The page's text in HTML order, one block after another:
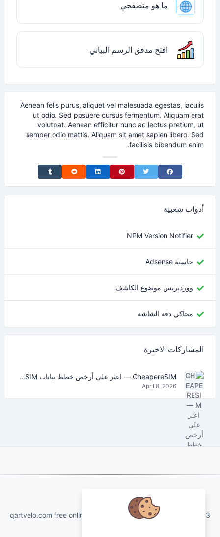
ما هو متصفحي
افتح مدقق الرسم البياني
Aenean felis purus, aliquet vel malesuada egestas, iaculis
ut odio. Sed posuere cursus fermentum. Aliquam erat
volutpat. Aenean efficitur nunc ac lectus pretium, ut
semper odio mattis. Aliquam sit amet sapien libero. Sed
facilisis bibendum enim.
Share on Facebook
Share on Twitter
Share on Pinterest
Share on LinkedIn
Share on Reddit
Share on Tumblr
أدوات شعبية
NPM Version Notifier
حاسبة Adsense
ووردبريس موضوع الكاشف
محاكي دقة الشاشة
المشاركات الاخيرة
CheapereSIM — اعثر على أرخص خطط بيانات eSIM للسفر في 2026
April 8, 2026
qartvelo.com free online tools and services made by KAKHA13